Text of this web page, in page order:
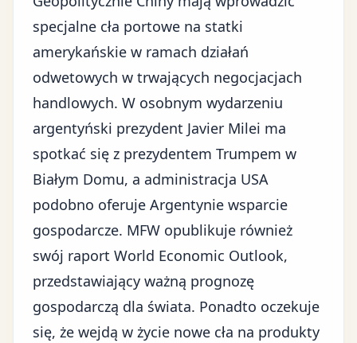
specjalne cła portowe na statki
amerykańskie w ramach działań
odwetowych w trwających negocjacjach
handlowych. W osobnym wydarzeniu
argentyński prezydent Javier Milei ma
spotkać się z prezydentem Trumpem w
Białym Domu, a administracja USA
podobno oferuje Argentynie wsparcie
gospodarcze. MFW opublikuje również
swój raport World Economic Outlook,
przedstawiający ważną prognozę
gospodarczą dla świata. Ponadto oczekuje
się, że wejdą w życie nowe cła na produkty